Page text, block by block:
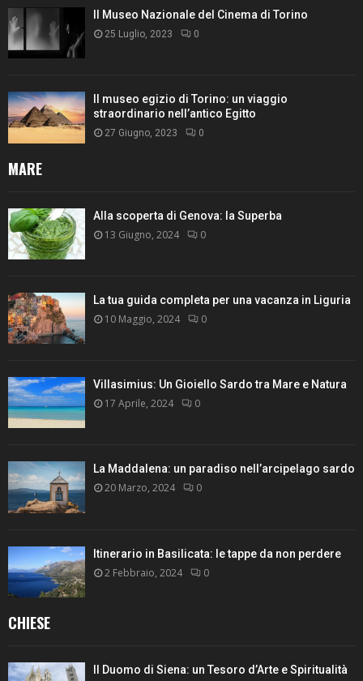
Il Museo Nazionale del Cinema di Torino
25 Luglio, 2023 0
Il museo egizio di Torino: un viaggio
straordinario nell’antico Egitto
27 Giugno, 2023 0
MARE
Alla scoperta di Genova: la Superba
13 Giugno, 2024 0
La tua guida completa per una vacanza in Liguria
10 Maggio, 2024 0
Villasimius: Un Gioiello Sardo tra Mare e Natura
17 Aprile, 2024 0
La Maddalena: un paradiso nell’arcipelago sardo
20 Marzo, 2024 0
Itinerario in Basilicata: le tappe da non perdere
2 Febbraio, 2024 0
CHIESE
Il Duomo di Siena: un Tesoro d’Arte e Spiritualità